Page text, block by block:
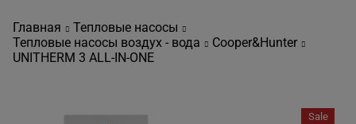
Главная
Тепловые насосы
Тепловые насосы воздух - вода
Cooper&Hunter
UNITHERM 3 ALL-IN-ONE
Sale